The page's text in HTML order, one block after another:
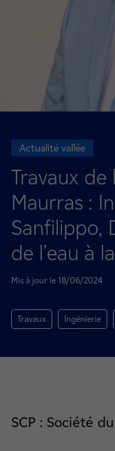
Actualité vallée
Travaux de
Maurras :
Sanfilippo,
de l’eau à
Mis à jour le 18/06/2024
Travaux Ingénierie
SCP : Société